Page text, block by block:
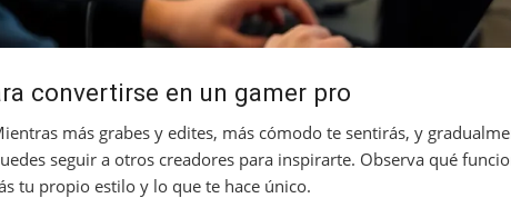
convertirse en un gamer pro
más grabes y edites, más cómodo te sentirás, y
seguir a otros creadores para inspirarte. Observa qué
tu propio estilo y lo que te hace único.